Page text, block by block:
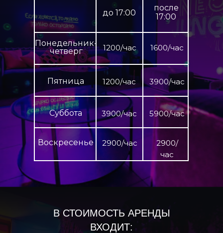
до 17:00
после
17:00
Понедельник-
четверг
Пятница
Суббота
Воскресенье
1200/час 1600/час
1200/час
5900/час
3900/час
2900/час
3900/час
2900/
час
В СТОИМОСТЬ АРЕНДЫ
ВХОДИТ: